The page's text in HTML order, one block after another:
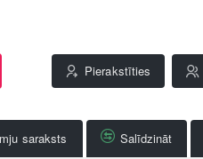
Pierakstīties
saraksts Salīdzināt